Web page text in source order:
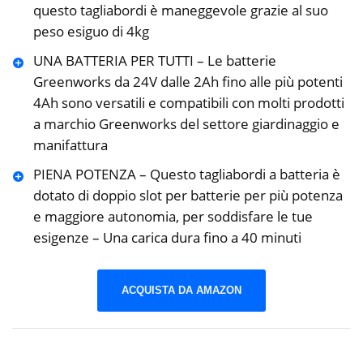
questo tagliabordi è maneggevole grazie al suo
peso esiguo di 4kg
UNA BATTERIA PER TUTTI – Le batterie
Greenworks da 24V dalle 2Ah fino alle più potenti
4Ah sono versatili e compatibili con molti prodotti
a marchio Greenworks del settore giardinaggio e
manifattura
PIENA POTENZA – Questo tagliabordi a batteria è
dotato di doppio slot per batterie per più potenza
e maggiore autonomia, per soddisfare le tue
esigenze – Una carica dura fino a 40 minuti
ACQUISTA DA AMAZON